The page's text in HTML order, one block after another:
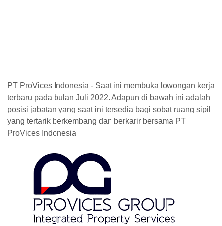
PT ProVices Indonesia - Saat ini membuka lowongan kerja
terbaru pada bulan Juli 2022. Adapun di bawah ini adalah
posisi jabatan yang saat ini tersedia bagi sobat ruang sipil
yang tertarik berkembang dan berkarir bersama PT
ProVices Indonesia